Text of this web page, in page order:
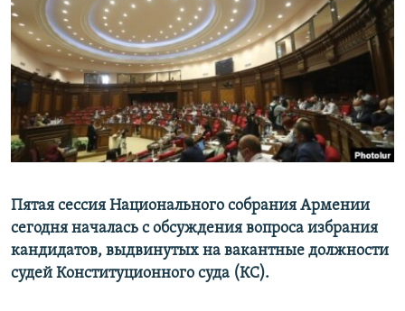
АРХИВ
Հայերեն
English
Русский
Пятая сессия Национального собрания Армении
сегодня началась с обсуждения вопроса избрания
кандидатов, выдвинутых на вакантные должности
судей Конституционного суда (КС).